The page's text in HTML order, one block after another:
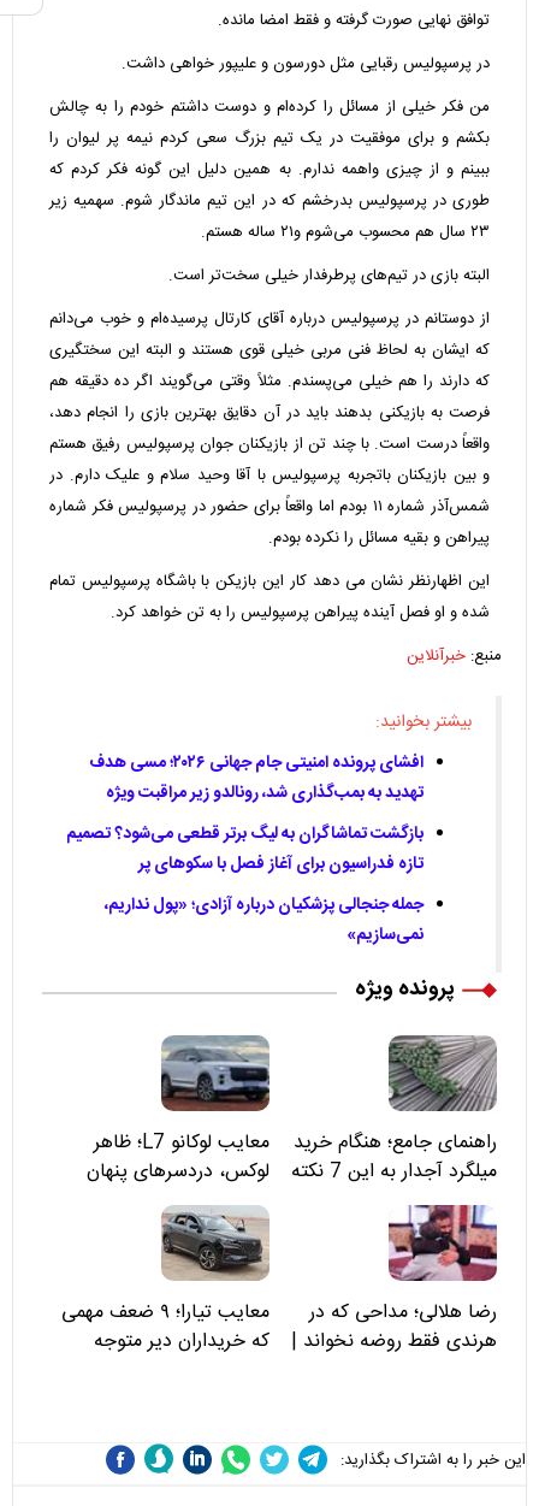
توافق نهایی صورت گرفته و فقط امضا مانده.
در پرسپولیس رقبایی مثل دورسون و علیپور خواهی داشت.
من فکر خیلی از مسائل را کرده‌ام و دوست داشتم خودم را به چالش
بکشم و برای موفقیت در یک تیم بزرگ سعی کردم نیمه پر لیوان را
ببینم و از چیزی واهمه ندارم. به همین دلیل این گونه فکر کردم که
طوری در پرسپولیس بدرخشم که در این تیم ماندگار شوم. سهمیه زیر
۲۳ سال هم محسوب می‌شوم و۲۱ ساله هستم.
‌البته بازی در تیم‌های پرطرفدار خیلی سخت‌تر است.
از دوستانم در پرسپولیس درباره آقای کارتال پرسیده‌ام و خوب می‌دانم
که ایشان به لحاظ فنی مربی خیلی قوی هستند و البته این سختگیری
که دارند را هم خیلی می‌پسندم. مثلاً وقتی می‌گویند اگر ده دقیقه هم
فرصت به بازیکنی بدهند باید در آن دقایق بهترین بازی را انجام دهد،
واقعاً درست است. با چند تن از بازیکنان جوان پرسپولیس رفیق هستم
و بین بازیکنان باتجربه پرسپولیس با آقا وحید سلام و علیک دارم. در
شمس‌آذر شماره ۱۱ بودم اما واقعاً برای حضور در پرسپولیس فکر شماره
پیراهن و بقیه مسائل را نکرده بودم.
این اظهارنظر نشان می دهد کار این بازیکن با باشگاه پرسپولیس تمام
شده و او فصل آینده پیراهن پرسپولیس را به تن خواهد کرد.
منبع: خبرآنلاین
بیشتر بخوانید:
افشای پرونده امنیتی جام جهانی ۲۰۲۶؛ مسی هدف
تهدید به بمب‌گذاری شد، رونالدو زیر مراقبت ویژه
بازگشت تماشاگران به لیگ برتر قطعی می‌شود؟ تصمیم
تازه فدراسیون برای آغاز فصل با سکوهای پر
جمله جنجالی پزشکیان درباره آزادی؛ «پول نداریم،
نمی‌سازیم»
پرونده ویژه
راهنمای جامع؛ هنگام خرید
میلگرد آجدار به این 7 نکته
توجه کنید
معایب لوکانو L7؛ ظاهر
لوکس، دردسرهای پنهان
رضا هلالی؛ مداحی که در
هرندی فقط روضه نخواند |
معایب تیارا؛ ۹ ضعف مهمی
که خریداران دیر متوجه
این خبر را به اشتراک بگذارید: